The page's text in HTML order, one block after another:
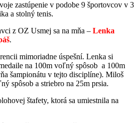
zastúpenie v podobe 9 športovcov v 3
a stolný tenis.
z OZ Usmej sa na mňa – Lenka
.
mimoriadne úspešní. Lenka si
na 100m voľný spôsob a 100m
šampionátu v tejto disciplíne). Miloš
spôsob a striebro na 25m prsia.
štafety, ktorá sa umiestnila na